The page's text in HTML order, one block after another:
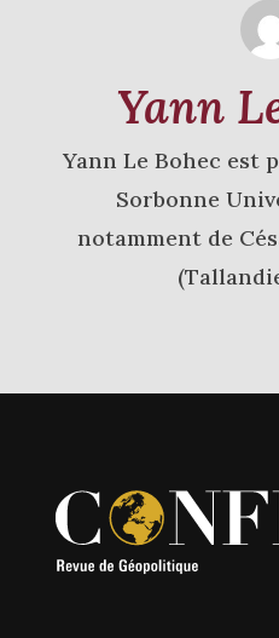
Yann
Yann Le Bohec est
Sorbonne
notamment de